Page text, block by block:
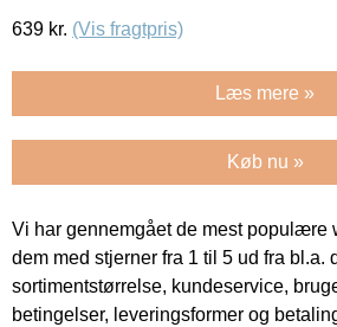
639 kr. (Vis fragtpris)
Læs mere »
Køb nu »
Vi har gennemgået de mest populære
dem med stjerner fra 1 til 5 ud fra bl.a.
sortimentstørrelse, kundeservice,
betingelser, leveringsformer og